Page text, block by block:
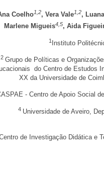
Coelho1,2, Vera Vale1,2,
Marlene Migueis4,5, Aida
1 Instituto
2 Grupo de Políticas e
do Centro de Estudos
XX da Universidade de
- Centro de Apoio Social
4 Universidade de Aveiro,
de Investigação Didática e